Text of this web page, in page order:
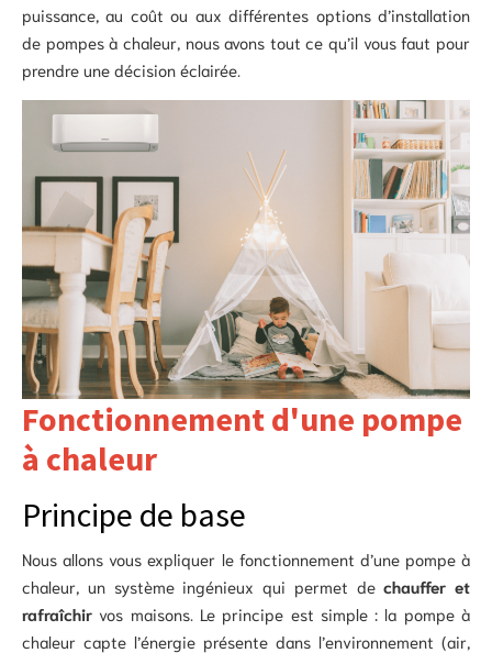
puissance, au coût ou aux différentes options d’installation
de pompes à chaleur, nous avons tout ce qu’il vous faut pour
prendre une décision éclairée.
Fonctionnement d'une pompe
à chaleur
Principe de base
Nous allons vous expliquer le fonctionnement d’une pompe à
chaleur, un système ingénieux qui permet dechauffer et
rafraîchir vos maisons. Le principe est simple : la pompe à
chaleur capte l’énergie présente dans l’environnement (air,